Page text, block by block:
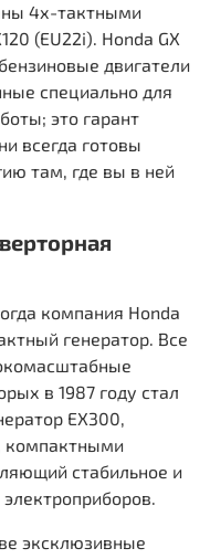
4х-тактными
(EU22i). Honda GX
двигатели
специально для
это гарант
всегда готовы
там, где вы в ней
компания Honda
генератор. Все
в 1987 году стал
EX300,
компактными
стабильное и
эксклюзивные